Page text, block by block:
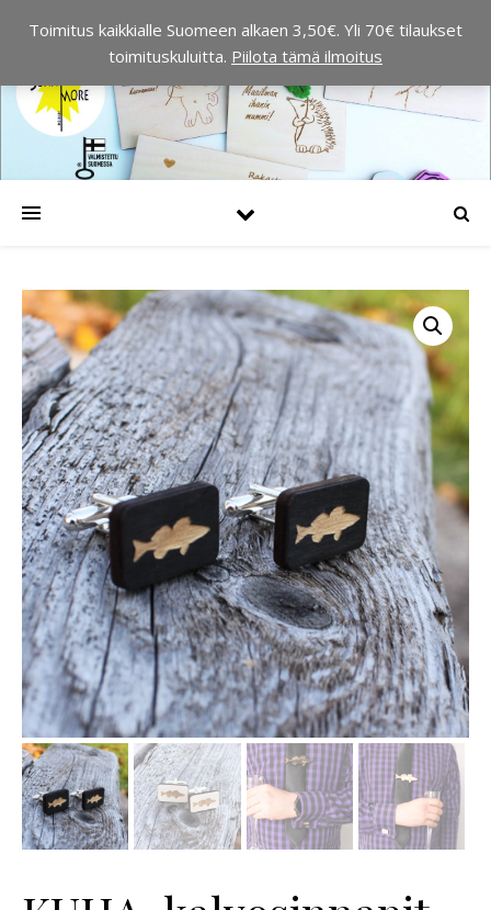
Toimitus kaikkialle Suomeen alkaen 3,50€. Yli 70€ tilaukset
toimituskuluitta. Piilota tämä ilmoitus